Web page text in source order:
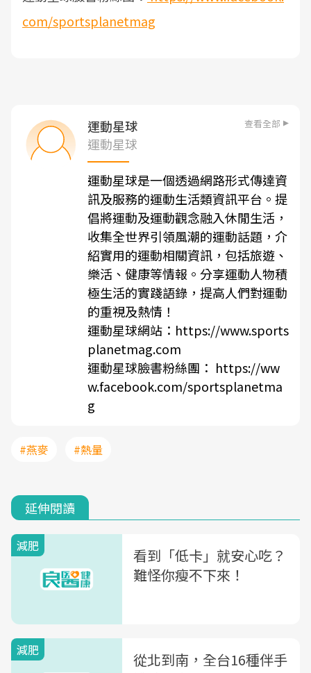
com/sportsplanetmag
運動星球 查看全部
運動星球
運動星球是一個透過網路形式傳達資
訊及服務的運動生活類資訊平台。提
倡將運動及運動觀念融入休閒生活，
收集全世界引領風潮的運動話題，介
紹實用的運動相關資訊，包括旅遊、
樂活、健康等情報。分享運動人物積
極生活的實踐語錄，提高人們對運動
的重視及熱情！
運動星球網站：https://www.sports
planetmag.com
運動星球臉書粉絲團： https://ww
w.facebook.com/sportsplanetma
g
#燕麥 #熱量
延伸閱讀
減肥
看到「低卡」就安心吃？
難怪你瘦不下來！
減肥
從北到南，全台16種伴手